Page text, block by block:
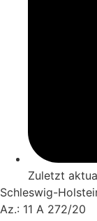
Zuletzt
Schleswig-
Az.: 11 A 272/20